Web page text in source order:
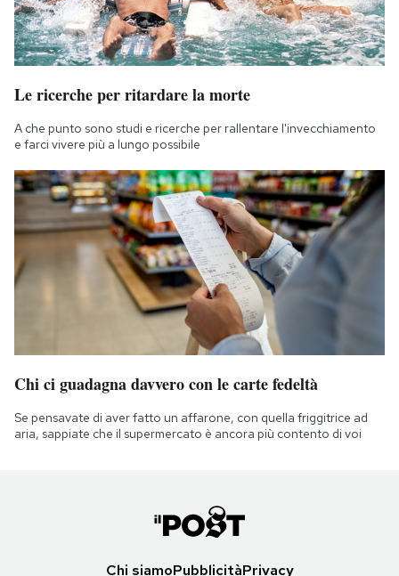
Le ricerche per ritardare la morte
A che punto sono studi e ricerche per rallentare l'invecchiamento
e farci vivere più a lungo possibile
Chi ci guadagna davvero con le carte fedeltà
Se pensavate di aver fatto un affarone, con quella friggitrice ad
aria, sappiate che il supermercato è ancora più contento di voi
Chi siamoPubblicitàPrivacy